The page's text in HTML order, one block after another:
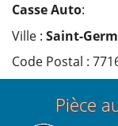
Casse Auto:
Ville : Saint-
Code Postal :
Pièce